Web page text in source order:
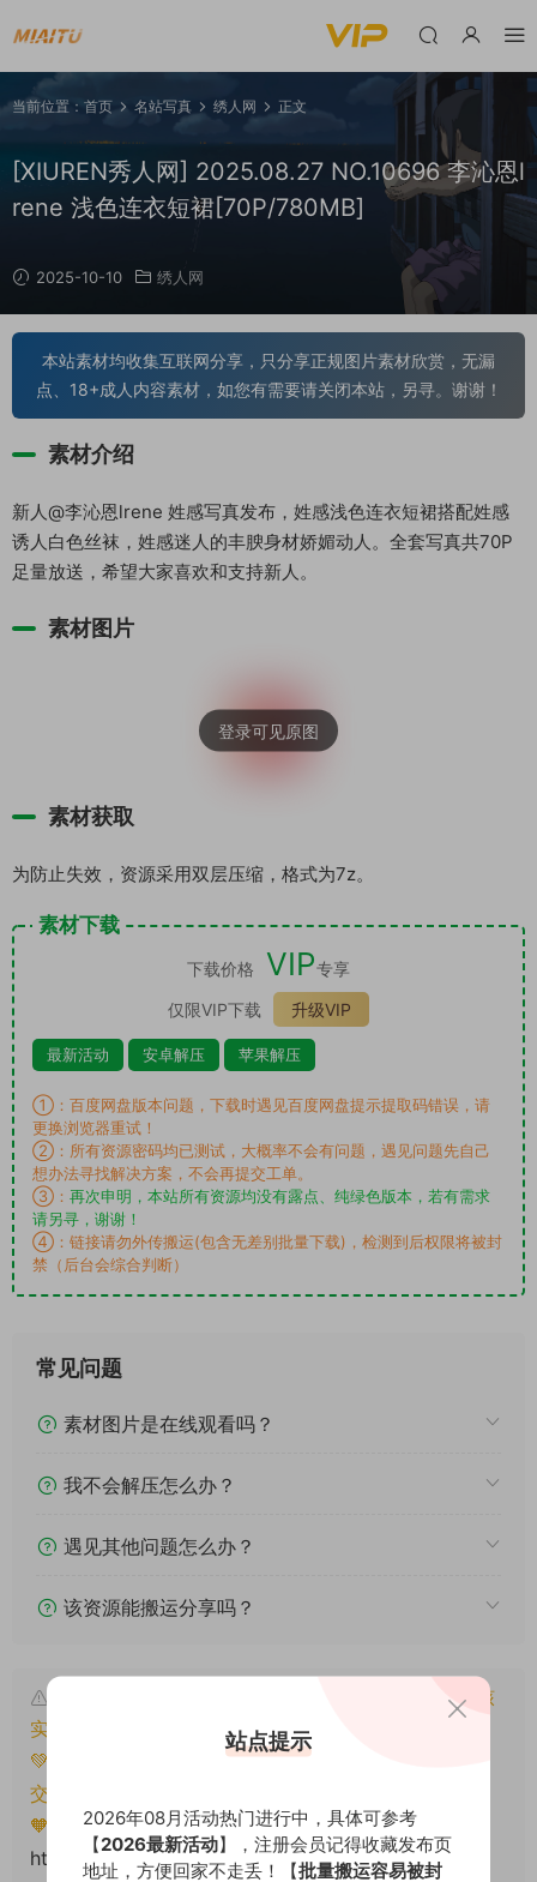
当前位置： 首页 名站写真 绣人网 正文
[XIUREN秀人网] 2025.08.27 NO.10696 李沁恩l
rene 浅色连衣短裙[70P/780MB]
2025-10-10 绣人网
本站素材均收集互联网分享，只分享正规图片素材欣赏，无漏
点、18+成人内容素材，如您有需要请关闭本站，另寻。谢谢！
素材介绍
新人@李沁恩lrene 姓感写真发布，姓感浅色连衣短裙搭配姓感
诱人白色丝袜，姓感迷人的丰腴身材娇媚动人。全套写真共70P
足量放送，希望大家喜欢和支持新人。
素材图片
素材获取
为防止失效，资源采用双层压缩，格式为7z。
素材下载
下载价格 VIP专享
仅限VIP下载
升级VIP
最新活动 安卓解压 苹果解压
①：百度网盘版本问题，下载时遇见百度网盘提示提取码错误，请
更换浏览器重试！
②：所有资源密码均已测试，大概率不会有问题，遇见问题先自己
想办法寻找解决方案，不会再提交工单。
③： 再次申明，本站所有资源均没有露点、纯绿色版本，若有需求
请另寻，谢谢！
④：链接请勿外传搬运(包含无差别批量下载)，检测到后权限将被封
禁（后台会综合判断）
常见问题
素材图片是在线观看吗？
我不会解压怎么办？
遇见其他问题怎么办？
该资源能搬运分享吗？
本文资源仅供个人参考学习，请勿批量搬运，一经核
实将封禁账号权限！
💚本文资源均来源网友分享，若侵犯了您的权益可以提
交工单处理。
🧡转载请注明出处！原文链接：
https://www.miaitu.net/78666.html
站点提示
2026年08月活动热门进行中，具体可参考
【2026最新活动】，注册会员记得收藏发布页
地址，方便回家不走丢！【批量搬运容易被封